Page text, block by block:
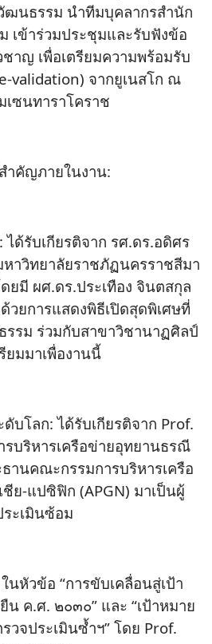
ฒนธรรม นำทีมบุคลากรสำนัก
เข้าร่วมประชุมและรับฟังข้อ
าญ เพื่อเตรียมความพร้อมรับ
validation) จากยูเนสโก ณ
เซนทาราโคราช
ำคัญภายในงาน:
ด้รับเกียรติจาก รศ.ดร.อดิศร
าวิทยาลัยราชภัฏนครราชสีมา
ยมี ผศ.ดร.ประเทือง จินตสกุล
วยการแสดงพิธีเปิดสุดพิเศษที่
รม ร่วมกับสาขาวิชานาฏศิลป์
ยมมาเพื่องานนี้
บโลก: ได้รับเกียรติจาก Prof.
รบริหารเครือข่ายอุทยานธรณี
านคณะกรรมการบริหารเครือ
ย-แปซิฟิก (APGN) มาเป็นผู้
ระเมินซ้อม
นหัวข้อ “การขับเคลื่อนสู่เป้า
ค.ศ. ๒๐๓๐” และ “เป้าหมาย
วจประเมินซ้ำฯ” โดย Prof.